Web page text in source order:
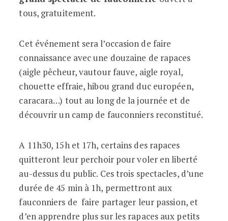
tous, gratuitement.
Cet événement sera l’occasion de faire
connaissance avec une douzaine de rapaces
(aigle pêcheur, vautour fauve, aigle royal,
chouette effraie, hibou grand duc européen,
caracara…) tout au long de la journée et de
découvrir un camp de fauconniers reconstitué.
A 11h30, 15h et 17h, certains des rapaces
quitteront leur perchoir pour voler en liberté
au-dessus du public. Ces trois spectacles, d’une
durée de 45 min à 1h, permettront aux
fauconniers de faire partager leur passion, et
d’en apprendre plus sur les rapaces aux petits